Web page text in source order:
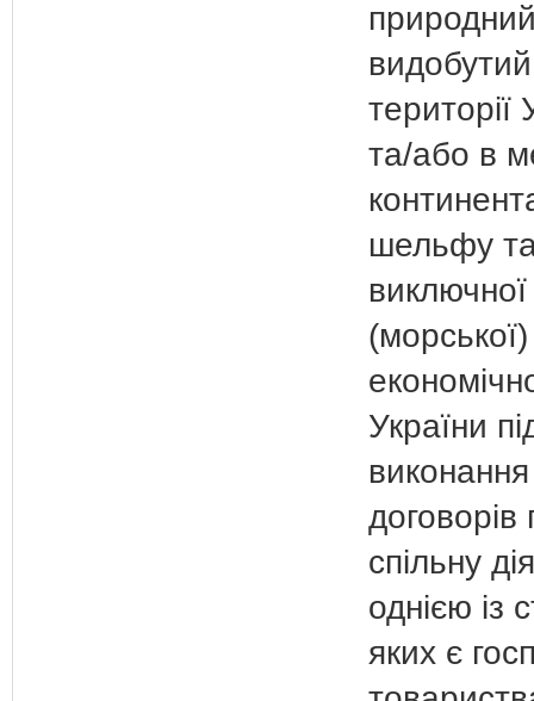
території
та/або в
шельфу
виключної
(морської)
України
виконання
договорів
спільну
однією із
яких є